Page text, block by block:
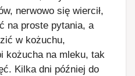
nerwowo się wiercił,
na proste pytania, a
w kożuchu,
kożucha na mleku, tak
Kilka dni później do